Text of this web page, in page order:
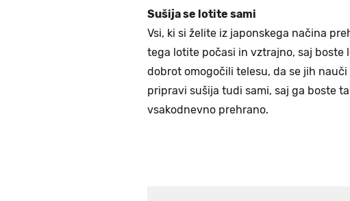
Sušija se lotite sami
Vsi, ki si želite iz japonskega načina
tega lotite počasi in vztrajno, saj boste
dobrot omogočili telesu, da se jih
pripravi sušija tudi sami, saj ga boste
vsakodnevno prehrano.